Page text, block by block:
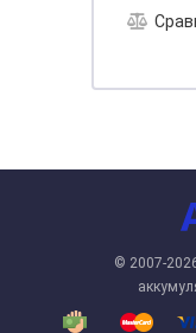
© 2007-